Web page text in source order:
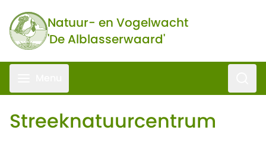
Natuur- en Vogelwacht
'De Alblasserwaard'
Streeknatuurcentrum